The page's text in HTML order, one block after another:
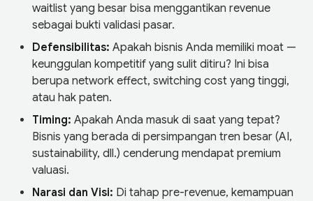
waitlist yang besar bisa menggantikan revenue
sebagai bukti validasi pasar.
Defensibilitas: Apakah bisnis Anda memiliki moat —
keunggulan kompetitif yang sulit ditiru? Ini bisa
berupa network effect, switching cost yang tinggi,
atau hak paten.
Timing: Apakah Anda masuk di saat yang tepat?
Bisnis yang berada di persimpangan tren besar (AI,
sustainability, dll.) cenderung mendapat premium
valuasi.
Narasi dan Visi: Di tahap pre-revenue, kemampuan